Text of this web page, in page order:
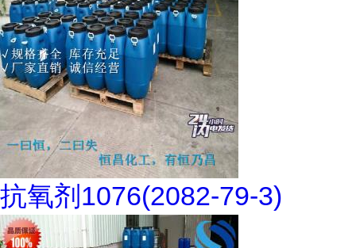
抗氧剂1076(2082-79-3)